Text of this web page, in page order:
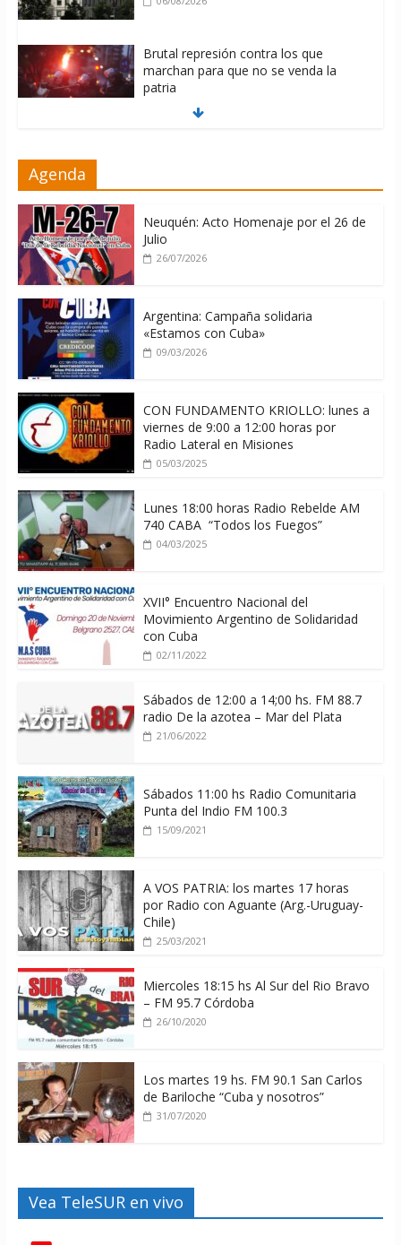
Brutal represión contra los que
marchan para que no se venda la
patria
06/08/2026
06/08/2026
Agenda
Neuquén: Acto Homenaje por el 26 de
Julio
26/07/2026
Argentina: Campaña solidaria
«Estamos con Cuba»
09/03/2026
CON FUNDAMENTO KRIOLLO: lunes a
viernes de 9:00 a 12:00 horas por
Radio Lateral en Misiones
05/03/2025
Lunes 18:00 horas Radio Rebelde AM
740 CABA “Todos los Fuegos”
04/03/2025
XVII° Encuentro Nacional del
Movimiento Argentino de Solidaridad
con Cuba
02/11/2022
Sábados de 12:00 a 14;00 hs. FM 88.7
radio De la azotea – Mar del Plata
21/06/2022
Sábados 11:00 hs Radio Comunitaria
Punta del Indio FM 100.3
15/09/2021
A VOS PATRIA: los martes 17 horas
por Radio con Aguante (Arg.-Uruguay-
Chile)
25/03/2021
Miercoles 18:15 hs Al Sur del Rio Bravo
– FM 95.7 Córdoba
26/10/2020
Los martes 19 hs. FM 90.1 San Carlos
de Bariloche “Cuba y nosotros”
31/07/2020
Vea TeleSUR en vivo